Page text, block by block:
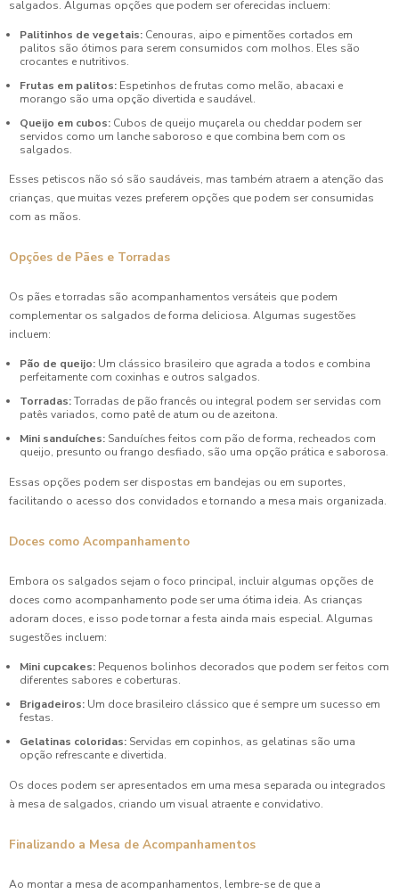
salgados. Algumas opções que podem ser oferecidas incluem:
Palitinhos de vegetais: Cenouras, aipo e pimentões cortados em
palitos são ótimos para serem consumidos com molhos. Eles são
crocantes e nutritivos.
Frutas em palitos: Espetinhos de frutas como melão, abacaxi e
morango são uma opção divertida e saudável.
Queijo em cubos: Cubos de queijo muçarela ou cheddar podem ser
servidos como um lanche saboroso e que combina bem com os
salgados.
Esses petiscos não só são saudáveis, mas também atraem a atenção das
crianças, que muitas vezes preferem opções que podem ser consumidas
com as mãos.
Opções de Pães e Torradas
Os pães e torradas são acompanhamentos versáteis que podem
complementar os salgados de forma deliciosa. Algumas sugestões
incluem:
Pão de queijo: Um clássico brasileiro que agrada a todos e combina
perfeitamente com coxinhas e outros salgados.
Torradas:Torradas de pão francês ou integral podem ser servidas com
patês variados, como patê de atum ou de azeitona.
Mini sanduíches: Sanduíches feitos com pão de forma, recheados com
queijo, presunto ou frango desfiado, são uma opção prática e saborosa.
Essas opções podem ser dispostas em bandejas ou em suportes,
facilitando o acesso dos convidados e tornando a mesa mais organizada.
Doces como Acompanhamento
Embora os salgados sejam o foco principal, incluir algumas opções de
doces como acompanhamento pode ser uma ótima ideia. As crianças
adoram doces, e isso pode tornar a festa ainda mais especial. Algumas
sugestões incluem:
Mini cupcakes: Pequenos bolinhos decorados que podem ser feitos com
diferentes sabores e coberturas.
Brigadeiros: Um doce brasileiro clássico que é sempre um sucesso em
festas.
Gelatinas coloridas: Servidas em copinhos, as gelatinas são uma
opção refrescante e divertida.
Os doces podem ser apresentados em uma mesa separada ou integrados
à mesa de salgados, criando um visual atraente e convidativo.
Finalizando a Mesa de Acompanhamentos
Ao montar a mesa de acompanhamentos, lembre-se de que a